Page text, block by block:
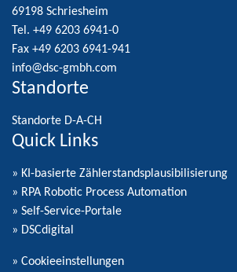
69198 Schriesheim
Tel. +49 6203 6941-0
Fax +49 6203 6941-941
info@dsc-gmbh.com
Standorte
Standorte D-A-CH
Quick Links
» KI-basierte Zählerstandsplausibilisierung
» RPA Robotic Process Automation
» Self-Service-Portale
» DSCdigital
» Cookieeinstellungen